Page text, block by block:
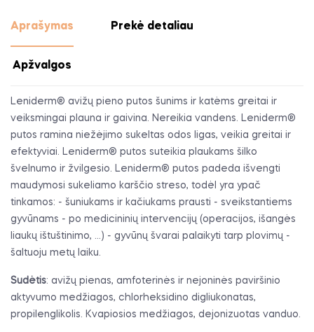
Aprašymas Prekė detaliau
Apžvalgos
Leniderm® avižų pieno putos šunims ir katėms greitai ir
veiksmingai plauna ir gaivina. Nereikia vandens. Leniderm®
putos ramina niežėjimo sukeltas odos ligas, veikia greitai ir
efektyviai. Leniderm® putos suteikia plaukams šilko
švelnumo ir žvilgesio. Leniderm® putos padeda išvengti
maudymosi sukeliamo karščio streso, todėl yra ypač
tinkamos: - šuniukams ir kačiukams prausti - sveikstantiems
gyvūnams - po medicininių intervencijų (operacijos, išangės
liaukų ištuštinimo, ...) - gyvūnų švarai palaikyti tarp plovimų -
šaltuoju metų laiku.
Sudėtis: avižų pienas, amfoterinės ir nejoninės paviršinio
aktyvumo medžiagos, chlorheksidino digliukonatas,
propilenglikolis. Kvapiosios medžiagos, dejonizuotas vanduo.